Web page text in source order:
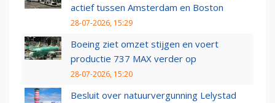
actief tussen Amsterdam en Boston
28-07-2026, 15:29
Boeing ziet omzet stijgen en voert
productie 737 MAX verder op
28-07-2026, 15:20
Besluit over natuurvergunning Lelystad